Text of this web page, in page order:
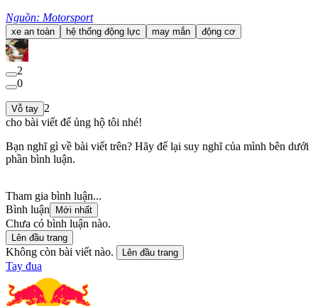
Nguồn: Motorsport
xe an toàn hệ thống động lực may mắn động cơ
2
0
Vỗ tay 2
cho bài viết để ủng hộ tôi nhé!
Bạn nghĩ gì về bài viết trên? Hãy để lại suy nghĩ của mình bên dưới
phần bình luận.
Tham gia bình luận...
Bình luận
Mới nhất
Chưa có bình luận nào.
Lên đầu trang
Không còn bài viết nào. Lên đầu trang
Tay đua